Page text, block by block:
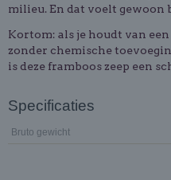
milieu. En dat voelt gewoon
Kortom: als je houdt van
zonder chemische
is deze framboos zeep een
Specificaties
Bruto gewicht